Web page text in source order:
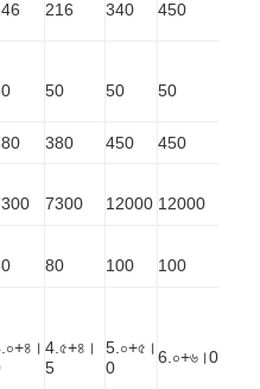
216 340 450
50 50 50
380 450
450
7300 12000 12000
80 100
100
4.৫+৪।
5
5.০+৫।
0
6.০+৬।0